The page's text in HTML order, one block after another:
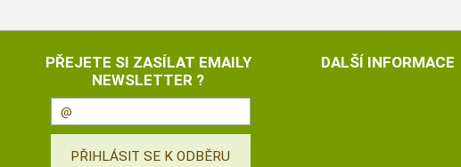
PŘEJETE SI ZASÍLAT EMAILY
NEWSLETTER ?
DALŠÍ INFORMACE